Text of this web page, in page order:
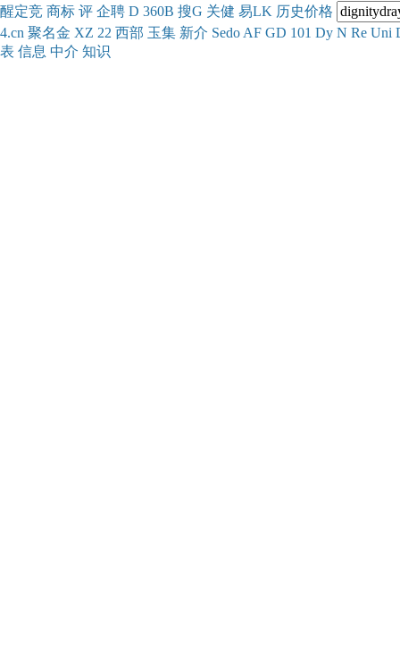
醒定竞 商标 评 企聘 D 360B 搜G 关健 易LK 历史价格
4.cn 聚名金 XZ 22 西部 玉集 新介 Sedo AF GD 101 Dy N Re Uni
表 信息 中介 知识